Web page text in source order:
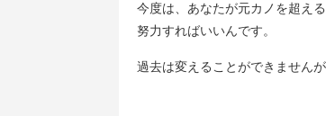
今度は、あなたが元カノを超え
努力すればいいんです。
過去は変えることができません